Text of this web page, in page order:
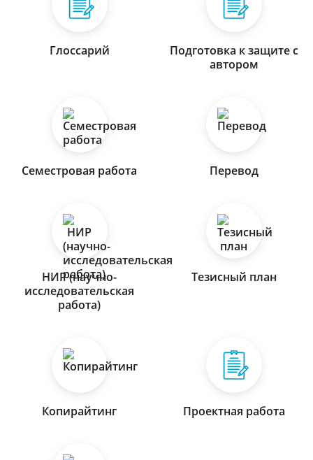
Глоссарий
Подготовка к защите с
автором
Семестровая работа Перевод
НИР (научно-
исследовательская
работа)
Тезисный план
Копирайтинг Проектная работа